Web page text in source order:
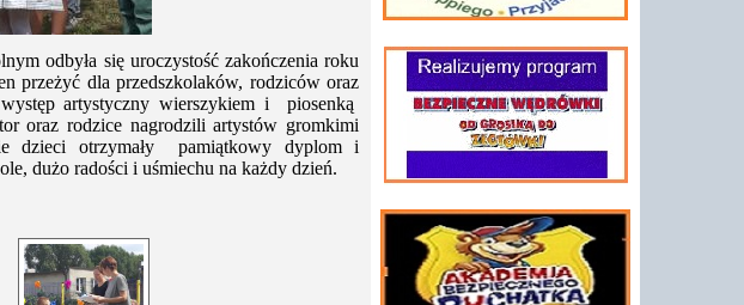
odbyła się uroczystość zakończenia roku
przeżyć dla przedszkolaków, rodziców oraz
artystyczny wierszykiem i piosenką
oraz rodzice nagrodzili artystów gromkimi
dzieci otrzymały pamiątkowy dyplom i
dużo radości i uśmiechu na każdy dzień.